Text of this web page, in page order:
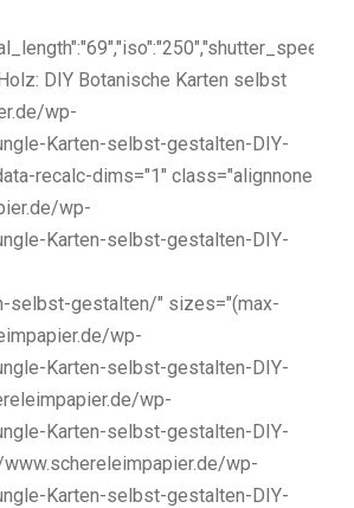
DIY Botanische Karten selbst
wp-
Karten-selbst-gestalten-DIY-
recalc-dims="1" class="alignnone
wp-
Karten-selbst-gestalten-DIY-
selbst-gestalten/" sizes="(max-
wp-
Karten-selbst-gestalten-DIY-
wp-
Karten-selbst-gestalten-DIY-
wp-
Karten-selbst-gestalten-DIY-